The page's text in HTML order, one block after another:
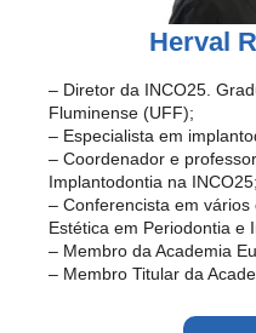
Herval
– Diretor da INCO25.
Fluminense (UFF);
– Especialista em
– Coordenador e
Implantodontia na INCO25;
– Conferencista em
Estética em Periodontia e
– Membro da Academia
– Membro Titular da